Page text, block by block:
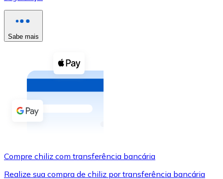
Ver tudo
Cupons cripto
Compre criptomoedas com dinheiro e outros
Comprar com dinheiro
Transferência SEPA
Sabe mais
Compre chiliz com transferência bancária
Realize sua compra de chiliz por transferência bancária